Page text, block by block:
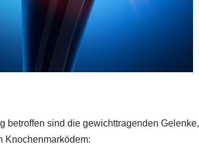
betroffen sind die gewichttragenden Gelenke,
Knochenmarködem: